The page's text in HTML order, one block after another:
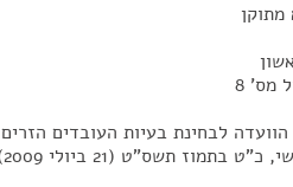
מתוקן
מס' 8
לבחינת בעיות העובדים הזרים
בתמוז תשס"ט (21 ביולי 2009), שעה 11:00